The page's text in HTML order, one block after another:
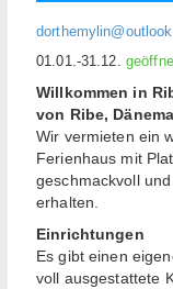
01.01.-31.12.
Willkommen in
von Ribe,
Wir vermieten ein
Ferienhaus mit
geschmackvoll
erhalten.
Einrichtungen
Es gibt einen
voll ausgestattete